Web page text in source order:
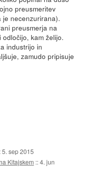
preusmeritev
necenzurirana).
preusmerja na
kam želijo.
industrijo in
zamudo pripisuje
5. sep 2015
Kitajskem ::4. jun